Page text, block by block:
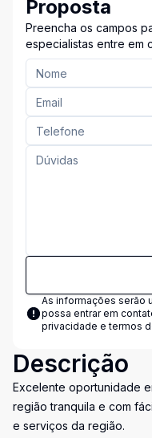
Proposta
Preencha os campos
especialistas entre em
As informações serão
possa entrar em
privacidade e termos
Descrição
Excelente oportunidade
região tranquila e com
e serviços da região.